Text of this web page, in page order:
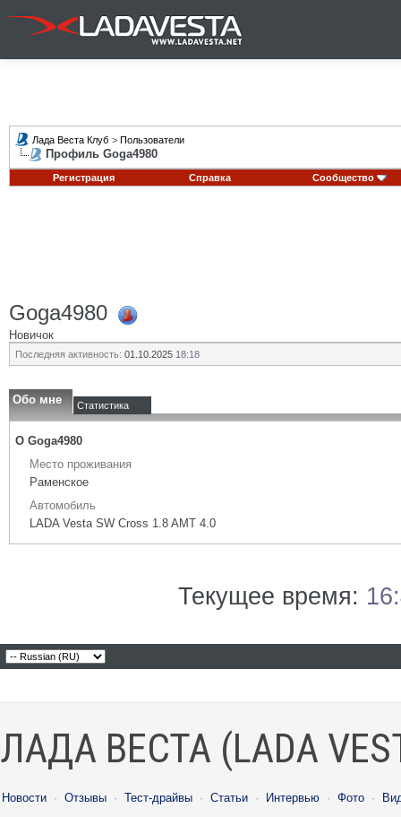
Лада Веста Клуб > Пользователи
Профиль Goga4980
Регистрация Справка Сообщество
Goga4980
Новичок
Последняя активность: 01.10.2025 18:18
Обо мне Статистика
О Goga4980
Место проживания
Раменское
Автомобиль
LADA Vesta SW Cross 1.8 AMT 4.0
Текущее время:
ЛАДА ВЕСТА (LADA
Новости · Отзывы · Тест-драйвы · Статьи · Интервью · Фото ·